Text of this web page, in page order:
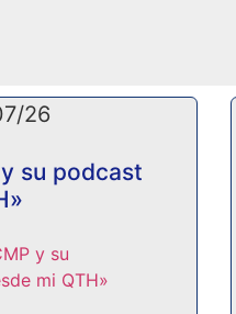
26
y su podcast